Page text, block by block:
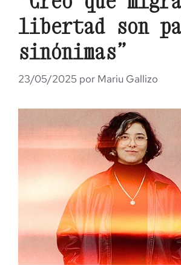
libertad son
sinónimas”
23/05/2025 por Mariu Gallizo